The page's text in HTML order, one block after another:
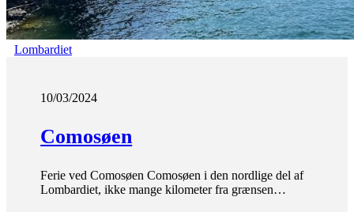
Lombardiet
10/03/2024
Comosøen
Ferie ved Comosøen Comosøen i den nordlige del af
Lombardiet, ikke mange kilometer fra grænsen…